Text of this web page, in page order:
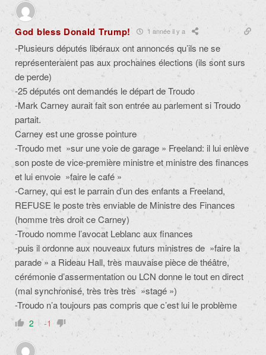
God bless Donald Trump! 1 année il y a
-Plusieurs députés libéraux ont annoncés qu’ils ne se
représenteraient pas aux prochaines élections (ils sont surs
de perde)
-25 députés ont demandés le départ de Troudo
-Mark Carney aurait fait son entrée au parlement si Troudo
partait.
Carney est une grosse pointure
-Troudo met »sur une voie de garage » Freeland: il lui enlève
son poste de vice-première ministre et ministre des finances
et lui envoie »faire le café »
-Carney, qui est le parrain d’un des enfants a Freeland,
REFUSE le poste très enviable de Ministre des Finances
(homme très droit ce Carney)
-Troudo nomme l’avocat Leblanc aux finances
-puis il ordonne aux nouveaux futurs ministres de »faire la
parade » a Rideau Hall, très mauvaise pièce de théâtre,
cérémonie d’assermentation ou LCN donne le tout en direct
(mal synchronisé, très très très »stagé »)
-Troudo n’a toujours pas compris que c’est lui le problème
2 -1